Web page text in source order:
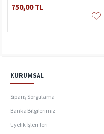
750,00 TL
KURUMSAL
Sipariş Sorgulama
Banka Bilgilerimiz
Üyelik İşlemleri